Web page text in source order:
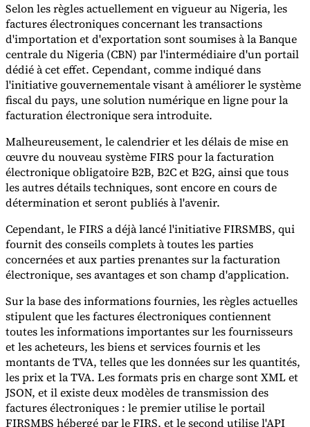
venteVérificateur de numéro de VATSuivi des obligations de
facturation électronique
Experts
Nos auteursDevenir contributeurChoisir un expert
Selon les règles actuellement en vigueur au Nigeria, les
factures électroniques concernant les transactions
d'importation et d'exportation sont soumises à la Banque
centrale du Nigeria (CBN) par l'intermédiaire d'un portail
dédié à cet effet. Cependant, comme indiqué dans
l'initiative gouvernementale visant à améliorer le système
fiscal du pays, une solution numérique en ligne pour la
facturation électronique sera introduite.
Malheureusement, le calendrier et les délais de mise en
œuvre du nouveau système FIRS pour la facturation
électronique obligatoire B2B, B2C et B2G, ainsi que tous
les autres détails techniques, sont encore en cours de
détermination et seront publiés à l'avenir.
Cependant, le FIRS a déjà lancé l'initiative FIRSMBS, qui
fournit des conseils complets à toutes les parties
concernées et aux parties prenantes sur la facturation
électronique, ses avantages et son champ d'application.
Sur la base des informations fournies, les règles actuelles
stipulent que les factures électroniques contiennent
toutes les informations importantes sur les fournisseurs
et les acheteurs, les biens et services fournis et les
montants de TVA, telles que les données sur les quantités,
les prix et la TVA. Les formats pris en charge sont XML et
JSON, et il existe deux modèles de transmission des
factures électroniques : le premier utilise le portail
FIRSMBS hébergé par le FIRS, et le second utilise l'API